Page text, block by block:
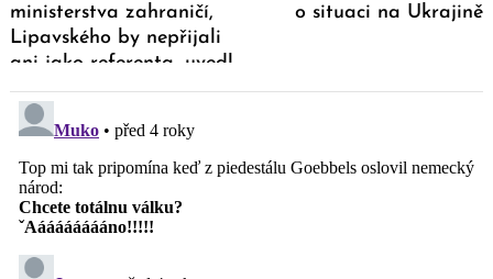
ministerstva zahraničí,
Lipavského by nepřijali
ani jako referenta, uvedl
Klaus
o situaci na Ukrajině